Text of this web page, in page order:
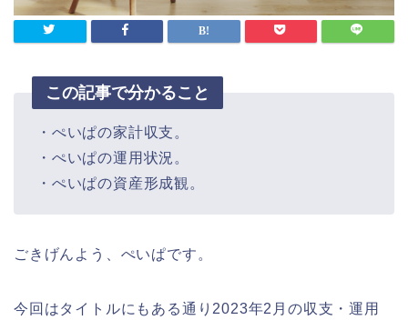
この記事で分かること
・ぺいぱの家計収支。
・ぺいぱの運用状況。
・ぺいぱの資産形成観。
ごきげんよう、ぺいぱです。
今回はタイトルにもある通り2023年2月の収支・運用